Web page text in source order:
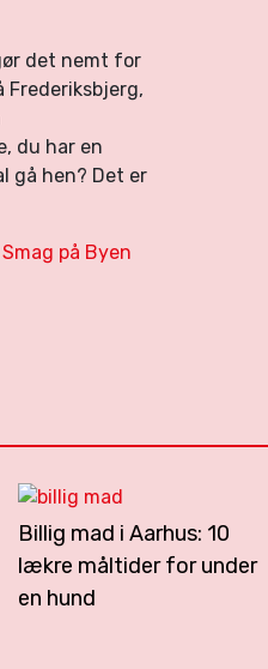
det nemt for
du har en
gå hen? Det er
på Byen
Billig mad i Aarhus: 10
lækre måltider for under
en hund